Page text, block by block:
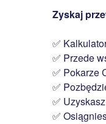
Zyskaj
✅
✅ Przede
✅ Pokarze
✅
✅
✅